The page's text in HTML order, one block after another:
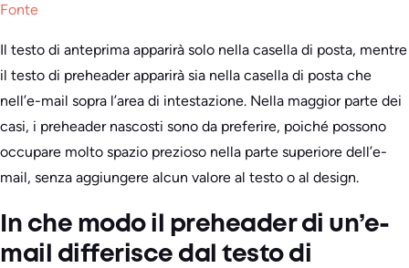
Fonte
Il testo di anteprima apparirà solo nella casella di posta, mentre
il testo di preheader apparirà sia nella casella di posta che
nell’e-mail sopra l’area di intestazione. Nella maggior parte dei
casi, i preheader nascosti sono da preferire, poiché possono
occupare molto spazio prezioso nella parte superiore dell’e-
mail, senza aggiungere alcun valore al testo o al design.
In che modo il preheader di un’e-
mail differisce dal testo di